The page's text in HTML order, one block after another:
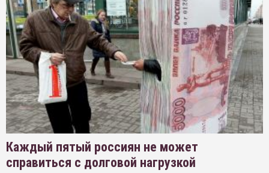
Каждый пятый россиян не может
справиться с долговой нагрузкой